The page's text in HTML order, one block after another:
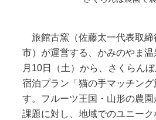
旅館古窯（佐藤太一代表取締
市）が運営する、かみのやま
月10日（土）から、さくらん
宿泊プラン「猫の手マッチン
す。フルーツ王国・山形の農
課題に対し、地域でのユニー